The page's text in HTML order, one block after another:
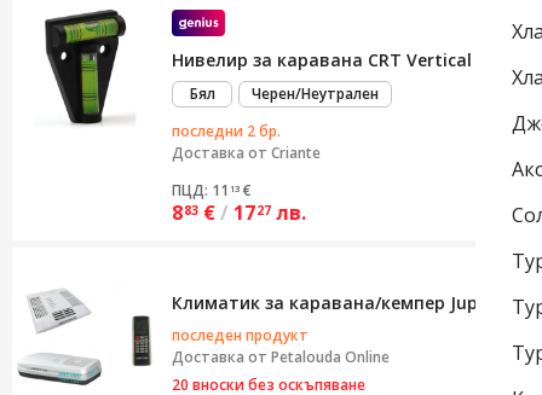
Нивелир за каравана CRT Vertical Pro,
Бял
Черен/Неутрален
последни 2 бр.
Доставка от Criante
ПЦД: 11 13 €
883 €/ 1727 лв.
Климатик за каравана/кемпер Jupitair
последен продукт
Доставка от Petalouda Online
20 вноски без оскъпяване